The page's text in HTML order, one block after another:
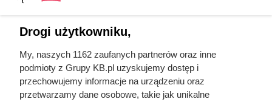
życiu
Drogi użytkowniku,
My, naszych 1162 zaufanych partnerów oraz inne
podmioty z Grupy KB.pl uzyskujemy dostęp i
przechowujemy informacje na urządzeniu oraz
przetwarzamy dane osobowe, takie jak unikalne